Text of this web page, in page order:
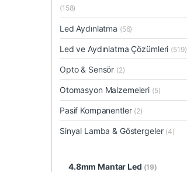
(158)
Led Aydınlatma (56)
Led ve Aydınlatma Çözümleri (519)
Opto & Sensör (2)
Otomasyon Malzemeleri (5)
Pasif Kompanentler (2)
Sinyal Lamba & Göstergeler (4)
4.8mm Mantar Led (19)